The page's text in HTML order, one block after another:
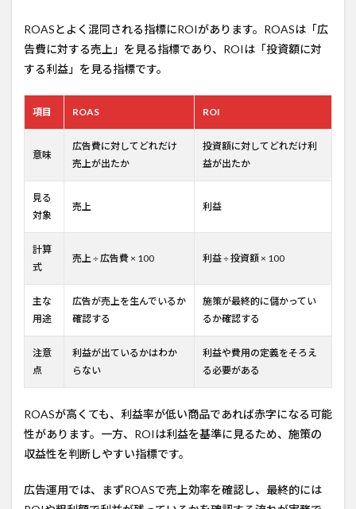
ROASとよく混同される指標にROIがあります。ROASは「広
告費に対する売上」を見る指標であり、ROIは「投資額に対
する利益」を見る指標です。
項目 ROAS ROI
意味
広告費に対してどれだけ
売上が出たか
投資額に対してどれだけ利
益が出たか
見る
対象
売上 利益
計算
式
売上 ÷ 広告費 × 100 利益 ÷ 投資額 × 100
主な
用途
広告が売上を生んでいるか
確認する
施策が最終的に儲かってい
るか確認する
注意
点
利益が出ているかはわか
らない
利益や費用の定義をそろえ
る必要がある
ROASが高くても、利益率が低い商品であれば赤字になる可能
性があります。一方、ROIは利益を基準に見るため、施策の
収益性を判断しやすい指標です。
広告運用では、まずROASで売上効率を確認し、最終的には